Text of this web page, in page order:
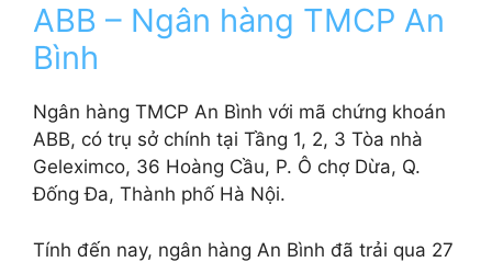
ABB – Ngân hàng TMCP An
Bình
Ngân hàng TMCP An Bình với mã chứng khoán
ABB, có trụ sở chính tại Tầng 1, 2, 3 Tòa nhà
Geleximco, 36 Hoàng Cầu, P. Ô chợ Dừa, Q.
Đống Đa, Thành phố Hà Nội.
Tính đến nay, ngân hàng An Bình đã trải qua 27